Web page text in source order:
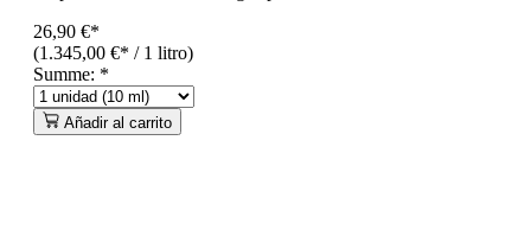
26,90 €*
(1.345,00 €* / 1 litro)
Summe: *
Añadir al carrito